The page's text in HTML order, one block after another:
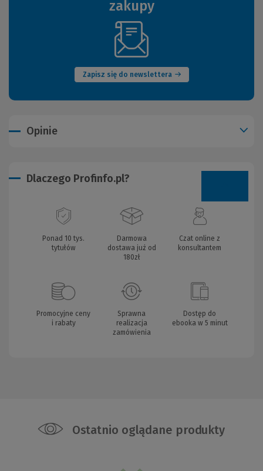
zakupy
Zapisz się do newslettera
(Nowe
okno)
Opinie
Dlaczego Profinfo.pl?
Ponad 10 tys.
tytułów
Darmowa
dostawa już od
180zł
Czat online z
konsultantem
Promocyjne ceny
i rabaty
Sprawna
realizacja
zamówienia
Dostęp do
ebooka w 5 minut
Ostatnio oglądane produkty